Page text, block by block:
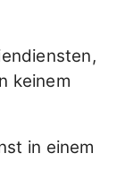
keinem
in einem